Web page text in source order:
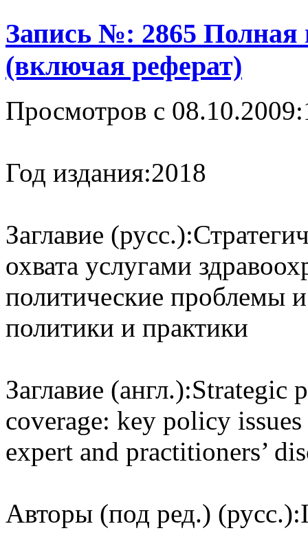
Запись №: 2865 Полная
(включая реферат)
Просмотров с 08.10.2009:
Год издания:2018
Заглавие (русс.):
охвата услугами
политические проблемы
политики и практики
Заглавие (англ.):Strategic
coverage: key policy
expert and practitioners’
Авторы (под ред.) (русс.):